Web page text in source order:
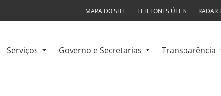
MAPA DO SITE TELEFONES ÚTEIS RADAR
Serviços Governo e Secretarias Transparência